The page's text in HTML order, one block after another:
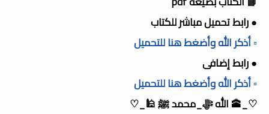
● رابط تحميل مباشر للكتاب
▫️ أذكر الله وأضغط هنا للتحميل
● رابط إضافى
▫️ أذكر الله وأضغط هنا للتحميل
♡_🕋 الله ﷻ_محمد ﷺ 🕌_♡